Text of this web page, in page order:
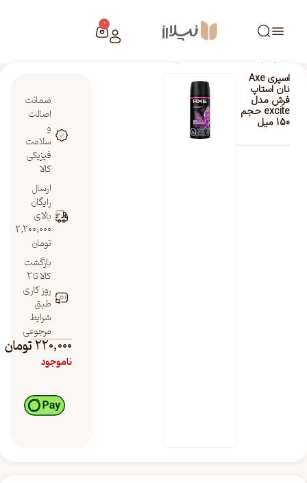
0
فروشگاه نیلارز
اسپری Axe
نان استاپ
فرش مدل
excite حجم
150 میل
ضمانت
اصالت
و
سلامت
فیزیکی
کالا
ارسال
رایگان
بالای
2,200,000
تومان
بازگشت
کالا تا 2
روز کاری
طبق
شرایط
مرجوعی
220,000تومان
ناموجود